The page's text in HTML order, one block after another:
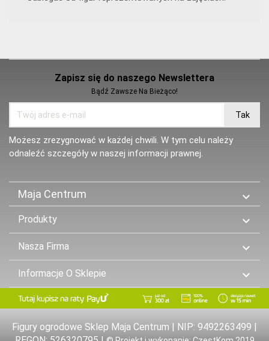
Zapisz się do naszego Newslettera
Bądź Zawsze Na Bieżąco!
Możesz zrezygnować w każdej chwili. W tym celu należy
odnaleźć szczegóły w naszej informacji prawnej.
Maja Centrum 
Produkty 
Nasza Firma 
Informacje O Sklepie 
Figury ogrodowe Sklep Maja Centrum | NIP: 9492263499 |